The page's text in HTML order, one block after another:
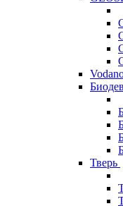
Тверь